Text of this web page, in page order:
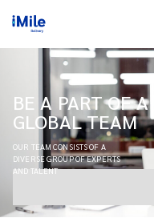
BE A PART OF A
GLOBAL TEAM
OUR TEAM CONSISTS OF A
DIVERSE GROUP OF EXPERTS
AND TALENT